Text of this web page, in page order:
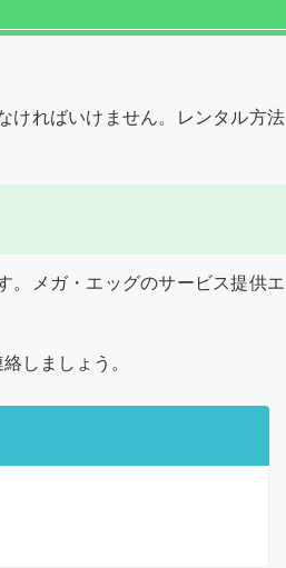
ければいけません。レンタル方法
。メガ・エッグのサービス提供エ
しましょう。